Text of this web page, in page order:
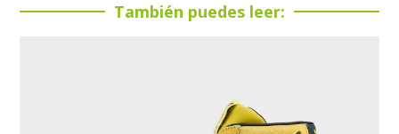
También puedes leer: